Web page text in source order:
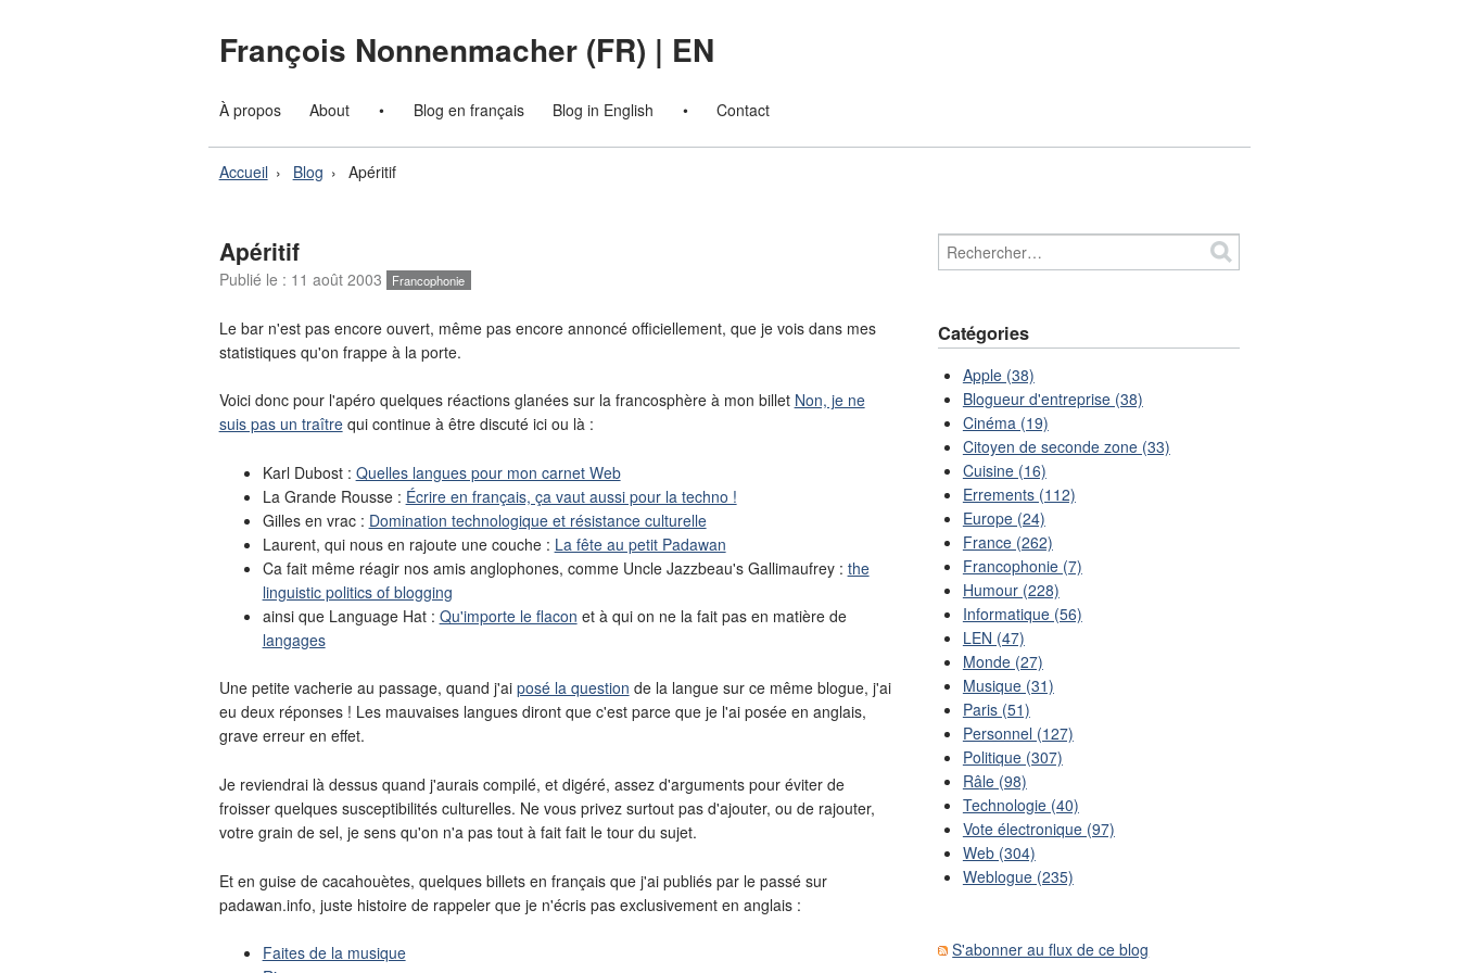
François Nonnenmacher (FR) | EN
À propos About • Blog en français Blog in English • Contact
Accueil Blog Apéritif
Apéritif
Publié le : 11 août 2003 Francophonie
Le bar n'est pas encore ouvert, même pas encore annoncé officiellement, que je vois dans mes
statistiques qu'on frappe à la porte.
Voici donc pour l'apéro quelques réactions glanées sur la francosphère à mon billet Non, je ne
suis pas un traîtrequi continue à être discuté ici ou là :
Karl Dubost : Quelles langues pour mon carnet Web
La Grande Rousse : Écrire en français, ça vaut aussi pour la techno !
Gilles en vrac : Domination technologique et résistance culturelle
Laurent, qui nous en rajoute une couche : La fête au petit Padawan
Ca fait même réagir nos amis anglophones, comme Uncle Jazzbeau's Gallimaufrey : the
linguistic politics of blogging
ainsi que Language Hat : Qu'importe le flacon et à qui on ne la fait pas en matière de
langages
Une petite vacherie au passage, quand j'ai posé la question de la langue sur ce même blogue, j'ai
eu deux réponses ! Les mauvaises langues diront que c'est parce que je l'ai posée en anglais,
grave erreur en effet.
Je reviendrai là dessus quand j'aurais compilé, et digéré, assez d'arguments pour éviter de
froisser quelques susceptibilités culturelles. Ne vous privez surtout pas d'ajouter, ou de rajouter,
votre grain de sel, je sens qu'on n'a pas tout à fait fait le tour du sujet.
Et en guise de cacahouètes, quelques billets en français que j'ai publiés par le passé sur
padawan.info, juste histoire de rappeler que je n'écris pas exclusivement en anglais :
Faites de la musique
Catégories
Apple (38)
Blogueur d'entreprise (38)
Cinéma (19)
Citoyen de seconde zone (33)
Cuisine (16)
Errements (112)
Europe (24)
France (262)
Francophonie (7)
Humour (228)
Informatique (56)
LEN (47)
Monde (27)
Musique (31)
Paris (51)
Personnel (127)
Politique (307)
Râle (98)
Technologie (40)
Vote électronique (97)
Web (304)
Weblogue (235)
S'abonner au flux de ce blog